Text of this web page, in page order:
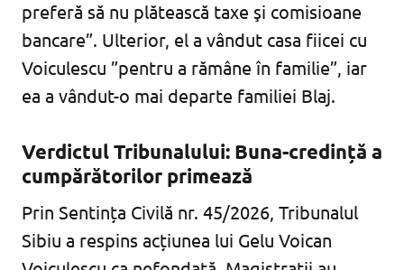
preferă să nu plătească taxe şi comisioane
bancare”. Ulterior, el a vândut casa fiicei cu
Voiculescu ”pentru a rămâne în familie”, iar
ea a vândut-o mai departe familiei Blaj.
Verdictul Tribunalului: Buna-credință a
cumpărătorilor primează
Prin Sentința Civilă nr. 45/2026, Tribunalul
Sibiu a respins acțiunea lui Gelu Voican